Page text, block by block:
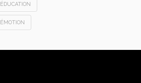
ÉDUCATION
ÉMOTION